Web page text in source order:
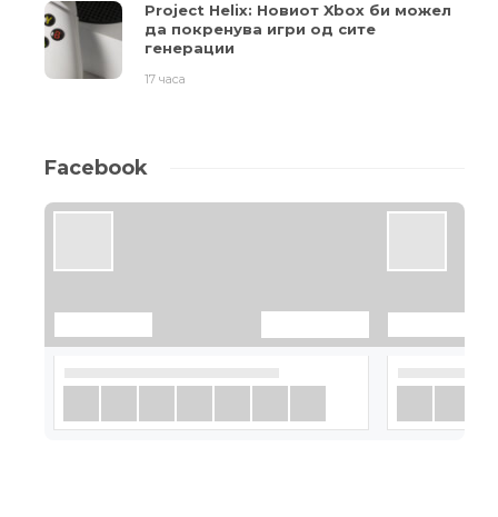
Project Helix: Новиот Xbox би можел
да покренува игри од сите
генерации
17 часа
Facebook